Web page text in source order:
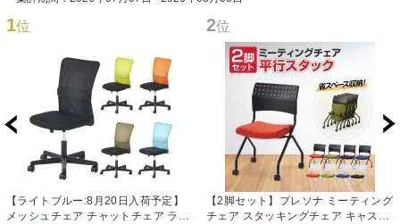
1位
【ライトブルー:8月20日入荷予定】
メッシュチェア チャットチェア ラン
2位
【2脚セット】プレソナ ミーティング
チェア スタッキングチェア キャスタ